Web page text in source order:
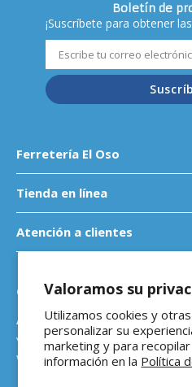
Valoramos su
Utilizamos cookies y
personalizar su
marketing y para recopilar
información en la Política
Boletín de
¡Suscríbete para obtener
Ferretería El Oso
Tienda en línea
Atención a clientes
Contáctanos
Atención a empresas
ventasb2b@ferreteriaeloso.mx
WhatsApp: 464 205 4992